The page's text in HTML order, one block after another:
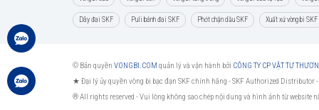
Dây đai SKF Puli bánh đai SKF Phớt chặn dầu SKF Xuất xứ vòng bi SKF
© Bản quyền VONGBI.COM quản lý và vận hành bởi CÔNG TY CP VẬT TƯ
★ Đại lý ủy quyền vòng bi bạc đạn SKF chính hãng -SKF Authorized Distributor
® All rights reserved - Vui lòng không sao chép nội dung và hình ảnh từ website